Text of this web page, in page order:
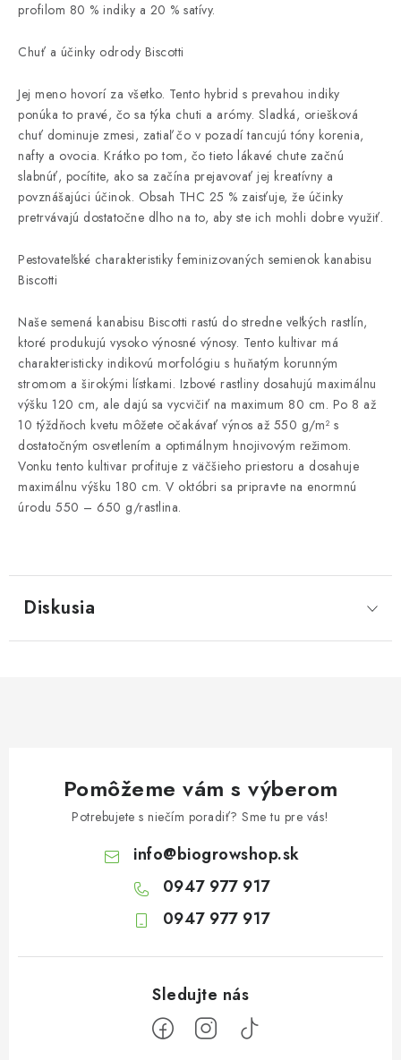
profilom 80 % indiky a 20 % satívy.
Chuť a účinky odrody Biscotti
Jej meno hovorí za všetko. Tento hybrid s prevahou indiky
ponúka to pravé, čo sa týka chuti a arómy. Sladká, oriešková
chuť dominuje zmesi, zatiaľ čo v pozadí tancujú tóny korenia,
nafty a ovocia. Krátko po tom, čo tieto lákavé chute začnú
slabnúť, pocítite, ako sa začína prejavovať jej kreatívny a
povznášajúci účinok. Obsah THC 25 % zaisťuje, že účinky
pretrvávajú dostatočne dlho na to, aby ste ich mohli dobre využiť.
Pestovateľské charakteristiky feminizovaných semienok kanabisu
Biscotti
Naše semená kanabisu Biscotti rastú do stredne veľkých rastlín,
ktoré produkujú vysoko výnosné výnosy. Tento kultivar má
charakteristicky indikovú morfológiu s huňatým korunným
stromom a širokými lístkami. Izbové rastliny dosahujú maximálnu
výšku 120 cm, ale dajú sa vycvičiť na maximum 80 cm. Po 8 až
10 týždňoch kvetu môžete očakávať výnos až 550 g/m² s
dostatočným osvetlením a optimálnym hnojivovým režimom.
Vonku tento kultivar profituje z väčšieho priestoru a dosahuje
maximálnu výšku 180 cm. V októbri sa pripravte na enormnú
úrodu 550 – 650 g/rastlina.
Diskusia
Pomôžeme vám s výberom
Potrebujete s niečím poradiť? Sme tu pre vás!
info@biogrowshop.sk
0947 977 917
0947 977 917